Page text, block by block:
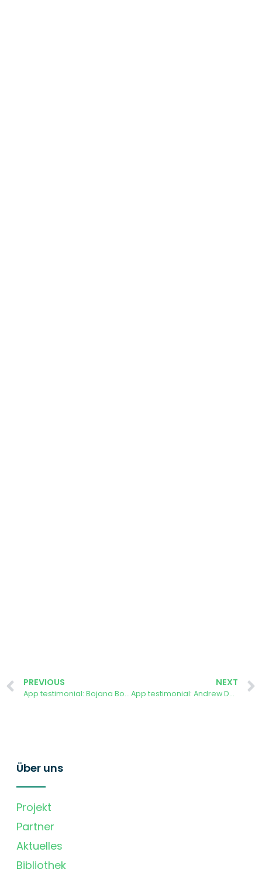
PREVIOUS
App testimonial: Bojana Bogičević, Ljubljana
NEXT
App testimonial: Andrew Darke, Forest of Dean
Über uns
Projekt
Partner
Aktuelles
Bibliothek